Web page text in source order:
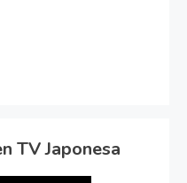
TV Japonesa